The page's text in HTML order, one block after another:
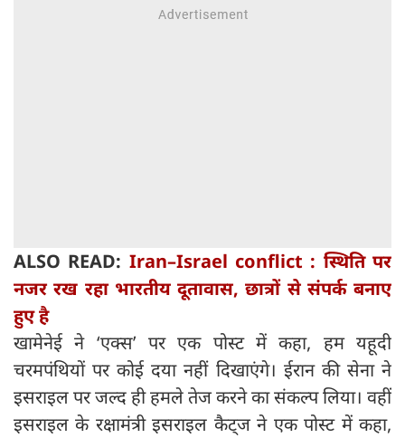
ALSO READ: Iran–Israel conflict : स्थिति पर
नजर रख रहा भारतीय दूतावास, छात्रों से संपर्क बनाए
हुए है
खामेनेई ने ‘एक्स’ पर एक पोस्ट में कहा, हम यहूदी
चरमपंथियों पर कोई दया नहीं दिखाएंगे। ईरान की सेना ने
इसराइल पर जल्द ही हमले तेज करने का संकल्प लिया। वहीं
इसराइल के रक्षामंत्री इसराइल कैट्ज ने एक पोस्ट में कहा,